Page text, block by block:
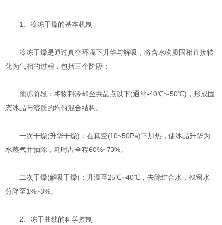
​​1、冷冻干燥的基本机制​​
冷冻干燥是通过真空环境下升华与解吸，将含水物质固相直接转
化为气相的过程，包括三个阶段：
​​预冻阶段​​：将物料冷却至共晶点以下(通常-40℃~-50℃)，形成固
态冰晶与溶质的均匀混合结构。
​​一次干燥(升华干燥)​​：在真空(10~50Pa)下加热，使冰晶升华为
水蒸气并抽除，耗时占全程60%~70%。
​​二次干燥(解吸干燥)​​：升温至25℃~40℃，去除结合水，残留水
分降至1%~3%。
​​2、冻干曲线的科学控制​​